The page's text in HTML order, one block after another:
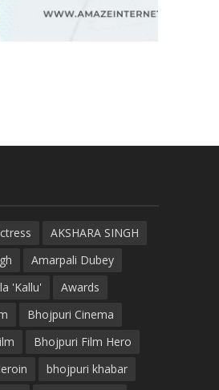
AKSHARA SINGH
Amarpali Dubey
'Kallu'
Awards
Bhojpuri Cinema
Bhojpuri Film Hero
bhojpuri khabar